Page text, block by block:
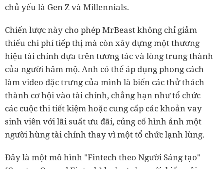
chủ yếu là Gen Z và Millennials.
Chiến lược này cho phép MrBeast không chỉ giảm
thiểu chi phí tiếp thị mà còn xây dựng một thương
hiệu tài chính dựa trên tương tác và lòng trung thành
của người hâm mộ. Anh có thể áp dụng phong cách
làm video đặc trưng của mình là biến các thử thách
thành cơ hội vào tài chính, chẳng hạn như tổ chức
các cuộc thi tiết kiệm hoặc cung cấp các khoản vay
sinh viên với lãi suất ưu đãi, củng cố hình ảnh một
người hùng tài chính thay vì một tổ chức lạnh lùng.
Đây là một mô hình "Fintech theo Người Sáng tạo"